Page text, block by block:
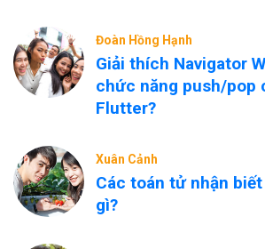
Đoàn Hồng Hạnh
Giải thích Navigator
chức năng push/pop
Flutter?
Xuân Cảnh
Các toán tử nhận
gì?